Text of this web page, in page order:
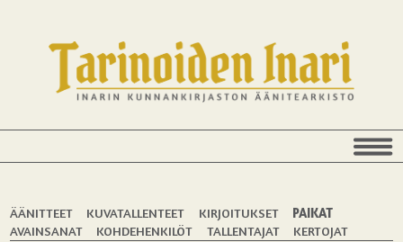
ÄÄNITTEET KUVATALLENTEET KIRJOITUKSET
PAIKAT
AVAINSANAT
KOHDEHENKILÖT TALLENTAJAT KERTOJAT